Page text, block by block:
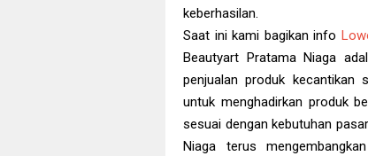
keberhasilan.
Saat ini kami bagikan info
Beautyart Pratama Niaga
penjualan produk kecantikan
untuk menghadirkan produk
sesuai dengan kebutuhan
Niaga terus